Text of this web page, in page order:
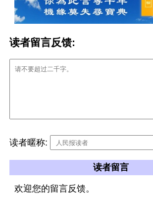
读者留言反馈:
读者暱称:
读者留言
欢迎您的留言反馈。